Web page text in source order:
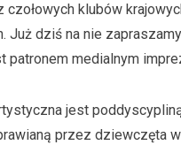
czołowych klubów
Już dziś na nie
patronem medialnym
jest
przez dziewczęta